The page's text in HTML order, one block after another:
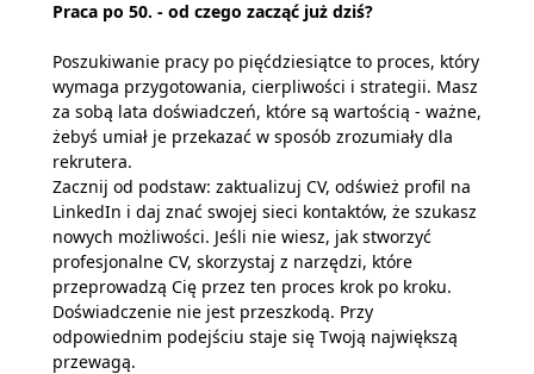
Praca po 50. - od czego zacząć już dziś?
Poszukiwanie pracy po pięćdziesiątce to proces, który
wymaga przygotowania, cierpliwości i strategii. Masz
za sobą lata doświadczeń, które są wartością - ważne,
żebyś umiał je przekazać w sposób zrozumiały dla
rekrutera.
Zacznij od podstaw: zaktualizuj CV, odśwież profil na
LinkedIn i daj znać swojej sieci kontaktów, że szukasz
nowych możliwości. Jeśli nie wiesz, jak stworzyć
profesjonalne CV, skorzystaj z narzędzi, które
przeprowadzą Cię przez ten proces krok po kroku.
Doświadczenie nie jest przeszkodą. Przy
odpowiednim podejściu staje się Twoją największą
przewagą.